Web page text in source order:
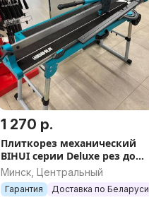
1 270 р.
Плиткорез механический
BIHUI серии Deluxe рез до
1200 мм, арт.TCD1200
Минск, Центральный
Гарантия Доставка по Беларуси